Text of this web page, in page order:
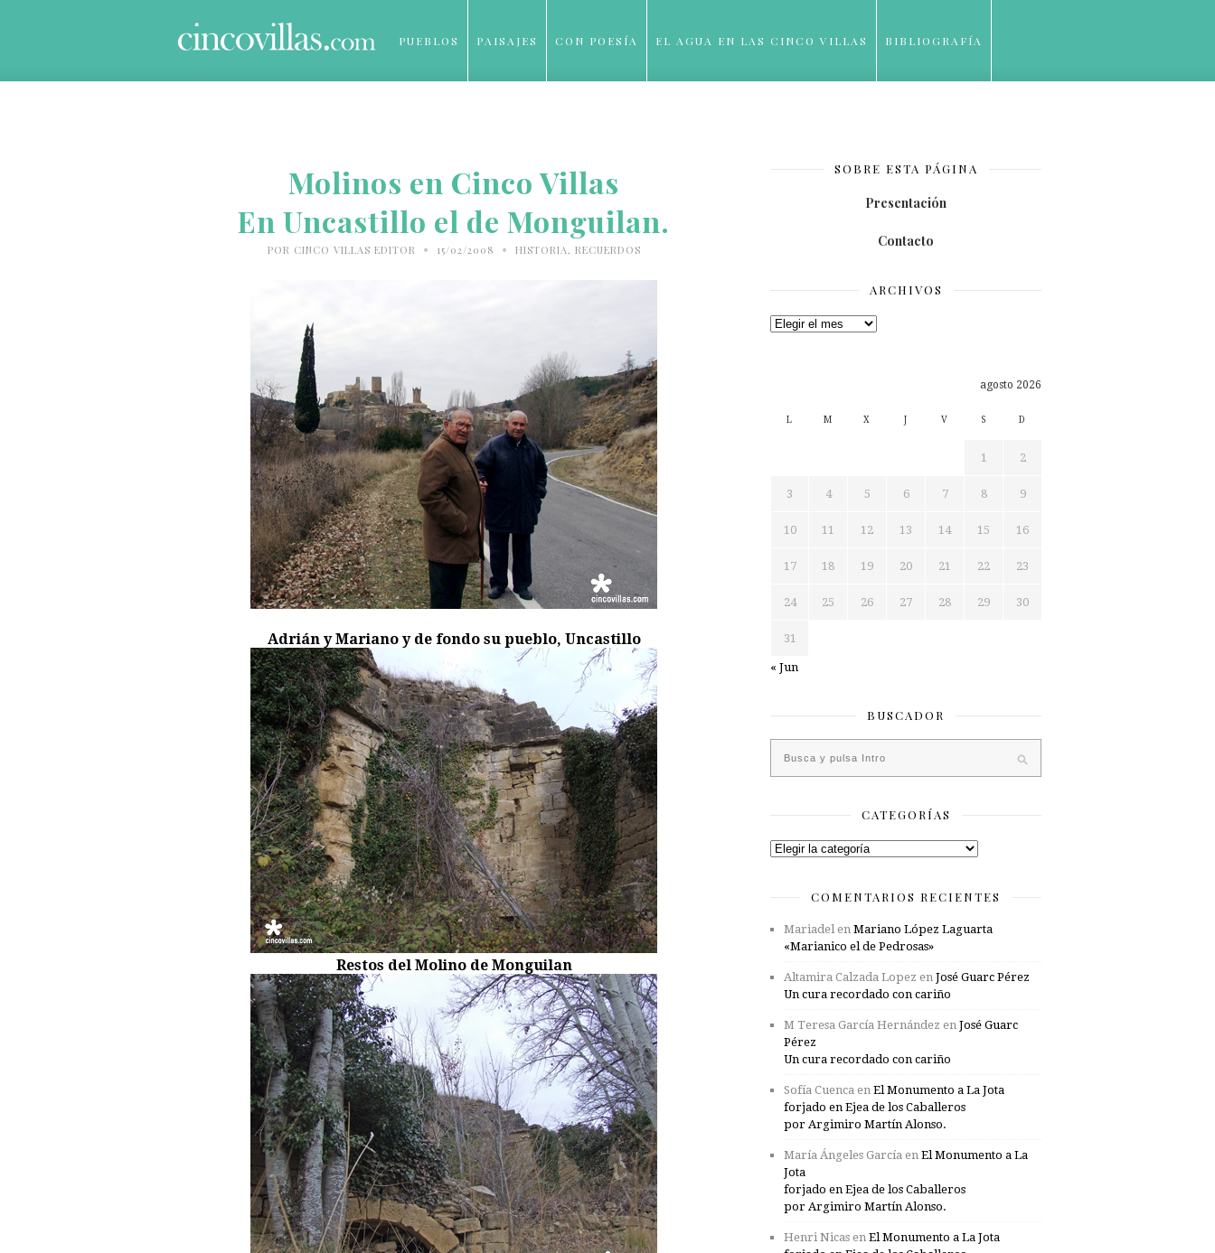
PUEBLOS PAISAJES CON POESÍA EL AGUA EN LAS CINCO VILLAS BIBLIOGRAFÍA
Molinos en Cinco Villas
En Uncastillo el de Monguilan.
POR CINCO VILLAS EDITOR • 15/02/2008 • HISTORIA, RECUERDOS
Adrián y Mariano y de fondo su pueblo, Uncastillo
Restos del Molino de Monguilan
SOBRE ESTA PÁGINA
Presentación
Contacto
ARCHIVOS
Archivos
agosto 2026
L M X J V S D
1 2
3 4 5 6 7 8 9
10 11 12 13 14 15 16
17 18 19 20 21 22 23
24 25 26 27 28 29 30
31
« Jun
BUSCADOR
CATEGORÍAS
Categorías
COMENTARIOS RECIENTES
Mariadelen Mariano López Laguarta
«Marianico el de Pedrosas»
Altamira Calzada Lopez en José Guarc Pérez
Un cura recordado con cariño
M Teresa García Hernández en José Guarc
Pérez
Un cura recordado con cariño
Sofía Cuenca en El Monumento a La Jota
forjado en Ejea de los Caballeros
por Argimiro Martín Alonso.
María Ángeles García en El Monumento a La
Jota
forjado en Ejea de los Caballeros
por Argimiro Martín Alonso.
Henri Nicas en El Monumento a La Jota